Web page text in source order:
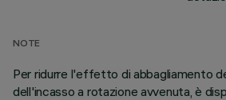
NOTE
Per ridurre l'effetto di abbagliamento
dell'incasso a rotazione avvenuta, è